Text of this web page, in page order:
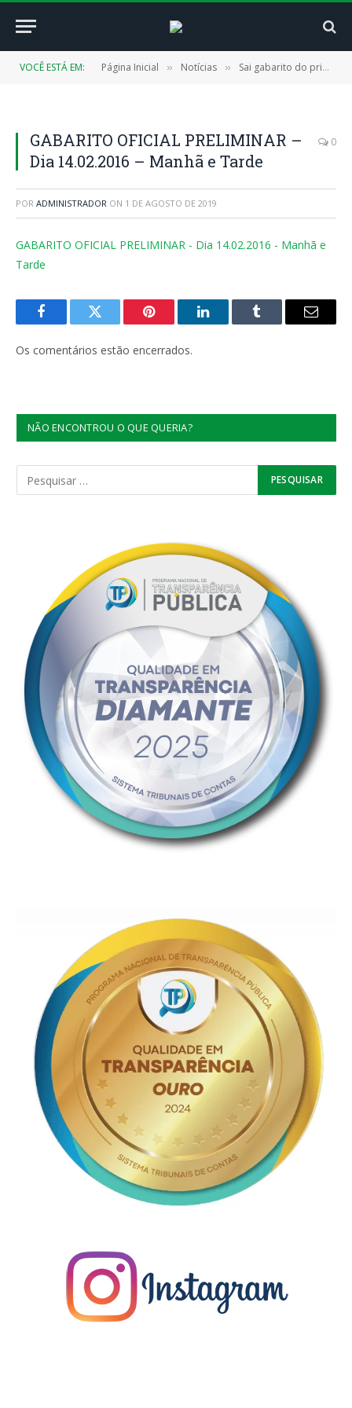
VOCÊ ESTÁ EM: Página Inicial » Notícias » Sai gabarito do primeiro dia de prova do Concurso Público
GABARITO OFICIAL PRELIMINAR –
Dia 14.02.2016 – Manhã e Tarde
0
POR ADMINISTRADOR ON 1 DE AGOSTO DE 2019
GABARITO OFICIAL PRELIMINAR - Dia 14.02.2016 - Manhã e
Tarde
FacebookTwitter Pinterest LinkedInTumblr
E-
Os comentários estão encerrados.
NÃO ENCONTROU O QUE QUERIA?